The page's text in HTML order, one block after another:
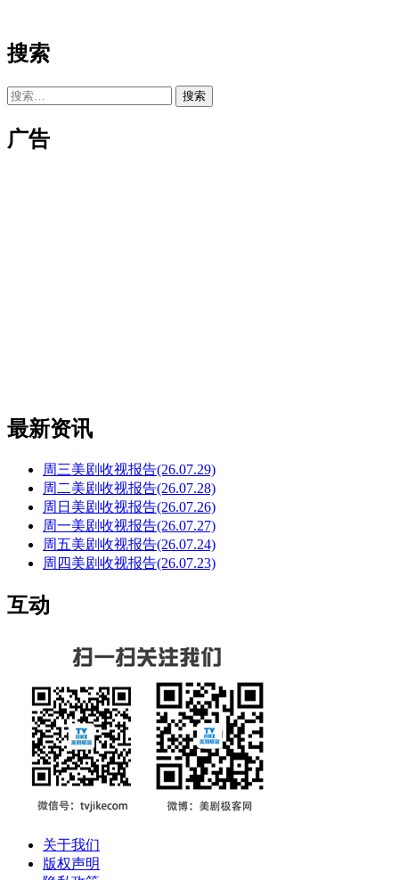
搜索
搜
广告
最新资讯
周三美剧收视报告(26.07.29)
周二美剧收视报告(26.07.28)
周日美剧收视报告(26.07.26)
周一美剧收视报告(26.07.27)
周五美剧收视报告(26.07.24)
周四美剧收视报告(26.07.23)
互动
关于我们
版权声明